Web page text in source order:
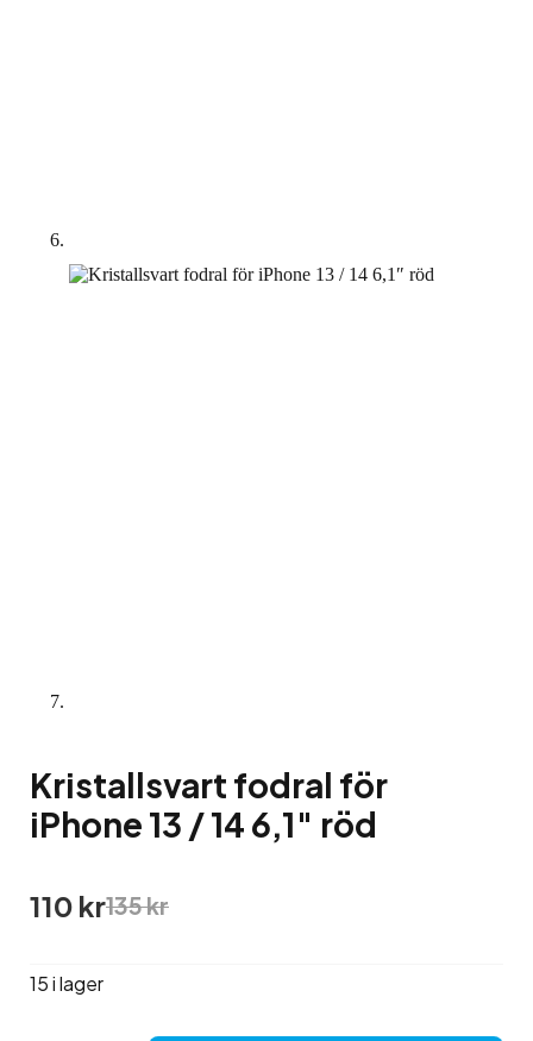
Kristallsvart fodral för
iPhone 13 / 14 6,1″ röd
135kr
Det
ursprungliga
var:
110 krDet
nuvarande
är:
15 i lager